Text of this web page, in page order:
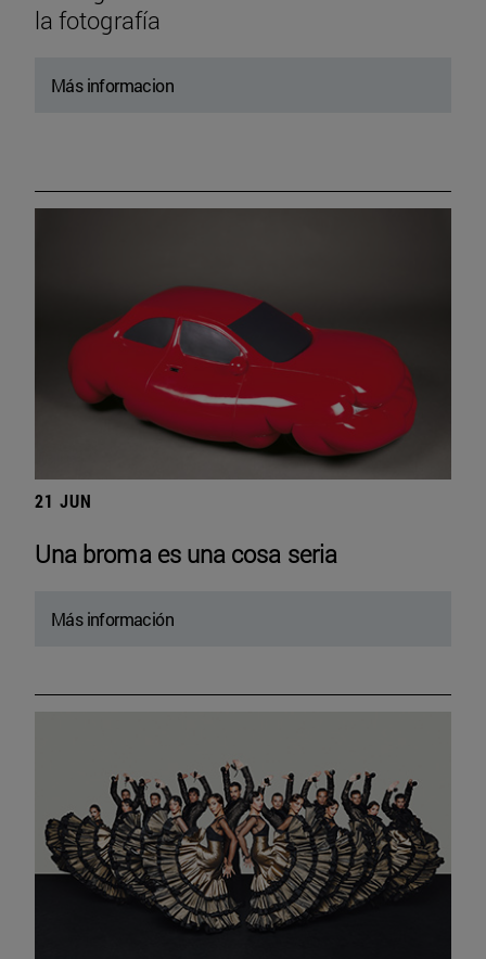
la fotografía
Más informacion
21 JUN
Una broma es una cosa seria
Más información